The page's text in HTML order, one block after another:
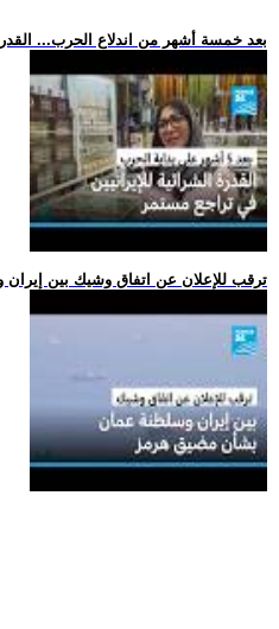
.. بعد خمسة أشهر من اندلاع الحرب... القدرة
.. ترقب للإعلان عن اتفاق وشيك بين